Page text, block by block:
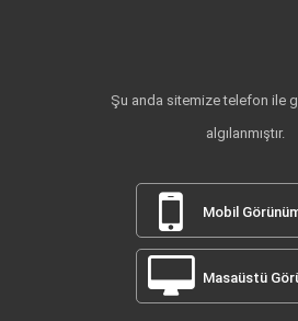
Şu anda sitemize telefon ile
algılanmıştır.
Mobil
Masaüstü